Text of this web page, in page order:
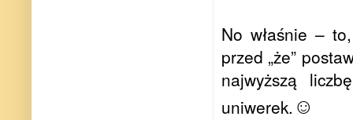
No właśnie –
przed „że”
najwyższą
uniwerek. ☺